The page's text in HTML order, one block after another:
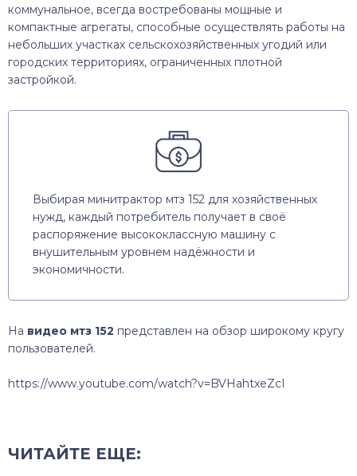
коммунальное, всегда востребованы мощные и
компактные агрегаты, способные осуществлять работы на
небольших участках сельскохозяйственных угодий или
городских территориях, ограниченных плотной
застройкой.
Выбирая минитрактор мтз 152 для хозяйственных
нужд, каждый потребитель получает в своё
распоряжение высококлассную машину с
внушительным уровнем надёжности и
экономичности.
На видео мтз 152 представлен на обзор широкому кругу
пользователей.
https://www.youtube.com/watch?v=BVHahtxeZcI
ЧИТАЙТЕ ЕЩЕ: